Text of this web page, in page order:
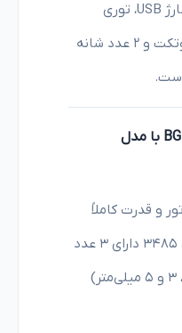
دقیقه شارژدهی، کابل شارژ USB، توری
ضدحساسیت تریپل پروتکت و ۲ عدد شانه
تفاوت اصلی مدل BG3480 با مدل
و قدرت کاملاً
یکسان هستند؛ اما مدل ۳۴۸۵ دارای ۳ عدد
شانه اصلاح (سایزهای ۲، ۳ و ۵ میلی‌متر)